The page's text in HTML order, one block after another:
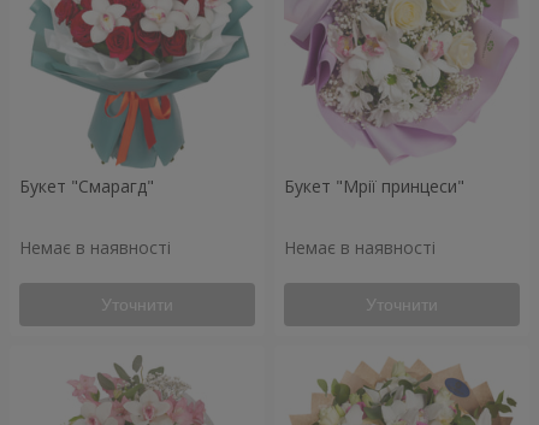
Букет "Смарагд"
Немає в наявності
Уточнити
Букет "Мрії принцеси"
Немає в наявності
Уточнити